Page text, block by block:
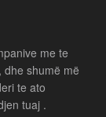
me te
dhe shumë më
te ato
tuaj .